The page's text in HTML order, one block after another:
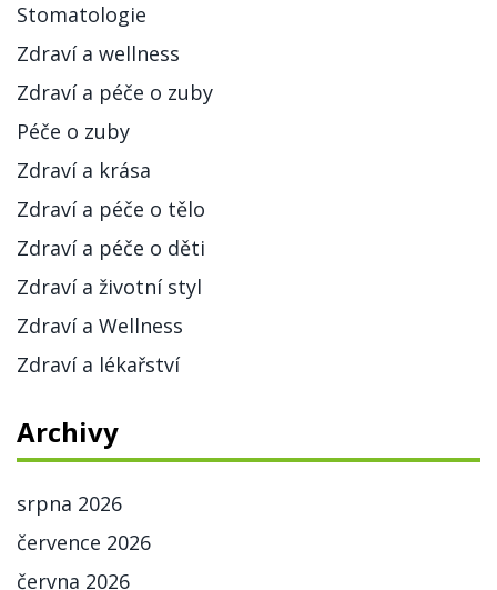
Stomatologie
Zdraví a wellness
Zdraví a péče o zuby
Péče o zuby
Zdraví a krása
Zdraví a péče o tělo
Zdraví a péče o děti
Zdraví a životní styl
Zdraví a Wellness
Zdraví a lékařství
Archivy
srpna 2026
července 2026
června 2026